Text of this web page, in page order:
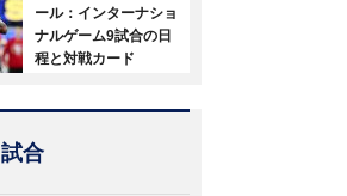
ール：インターナショ
ナルゲーム9試合の日
程と対戦カード
試合